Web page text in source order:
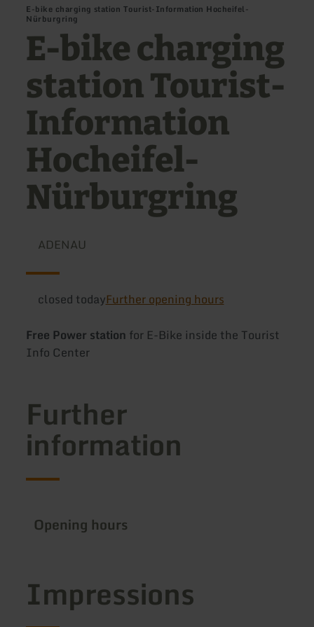
E-bike charging station Tourist-Information Hocheifel-
Nürburgring
E-bike charging
station Tourist-
Information
Hocheifel-
Nürburgring
ADENAU
closed todayFurther opening hours
Free Power station for E-Bike inside the Tourist
Info Center
Further
information
Opening hours
Impressions